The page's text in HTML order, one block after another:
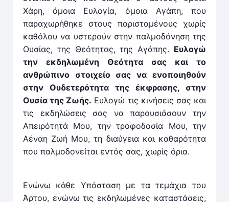
Χάρη, όμοια Ευλογία, όμοια Αγάπη, που
παραχωρήθηκε στους παρισταμένους χωρίς
καθόλου να υστερούν στην παλμοδόνηση της
Ουσίας, της Θεότητας, της Αγάπης. Ευλογώ
την εκδηλωμένη Θεότητα σας και το
ανθρώπινο στοιχείο σας να ενοποιηθούν
στην Ουδετερότητα της έκφρασης, στην
Ουσία της Ζωής. Ευλογώ τις κινήσεις σας και
τις εκδηλώσεις σας να παρουσιάσουν την
Απειρότητά Μου, την τροφοδοσία Μου, την
Αέναη Ζωή Μου, τη διαύγεια και καθαρότητα
που παλμοδονείται εντός σας, χωρίς όρια.
Ενώνω κάθε Υπόσταση με τα τεμάχια του
Άρτου, ενώνω τις εκδηλωμένες καταστάσεις,